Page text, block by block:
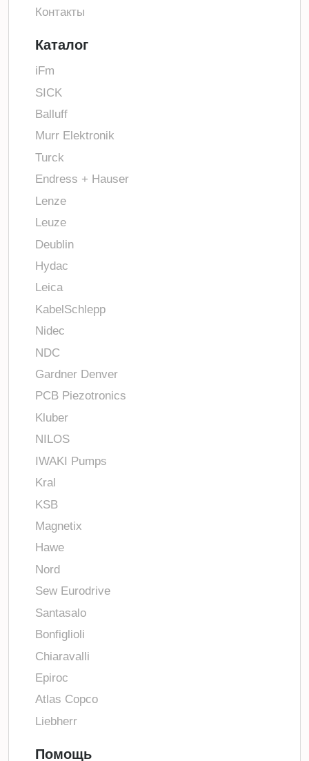
Контакты
Каталог
iFm
SICK
Balluff
Murr Elektronik
Turck
Endress + Hauser
Lenze
Leuze
Deublin
Hydac
Leica
KabelSchlepp
Nidec
NDC
Gardner Denver
PCB Piezotronics
Kluber
NILOS
IWAKI Pumps
Kral
KSB
Magnetix
Hawe
Nord
Sew Eurodrive
Santasalo
Bonfiglioli
Chiaravalli
Epiroc
Atlas Copco
Liebherr
Помощь